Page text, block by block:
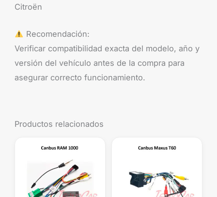
Citroën
Recomendación:
Verificar compatibilidad exacta del modelo, año y
versión del vehículo antes de la compra para
asegurar correcto funcionamiento.
Productos relacionados